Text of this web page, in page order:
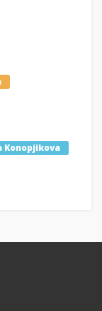
Konopjikova